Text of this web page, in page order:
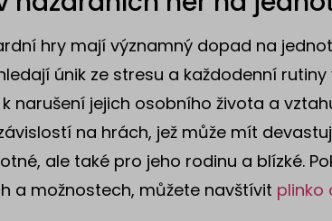
hry mají významný dopad na
únik ze stresu a každodenní
narušení jejich osobního života a
na hrách, jež může mít
ale také pro jeho rodinu a blízké.
a možnostech, můžete navštívit plinko